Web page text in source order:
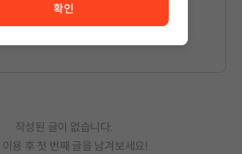
작성하시려면로그인
작성된 글이 없습니다.
용 후 첫 번째 글을 남겨보세요!
확인